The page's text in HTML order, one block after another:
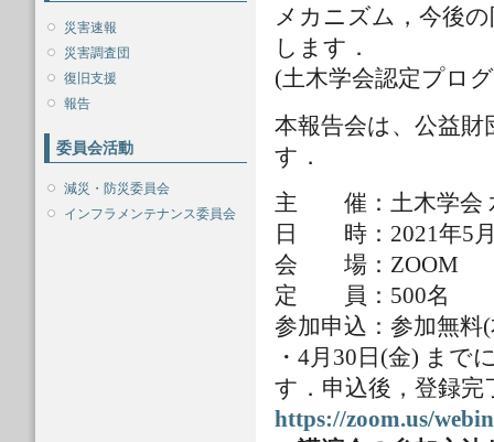
災害速報
災害調査団
復旧支援
報告
委員会活動
減災・防災委員会
インフラメンテナンス委員会
メカニズム，今後
します．
(土木学会認定プロ
本報告会は、公益
す．
主 催：土木学会
日 時：2021年5月
会 場：ZOOM
定 員：500名
参加申込：参加無
・4月30日(金) まで
す．申込後，登録
https://zoom.us/